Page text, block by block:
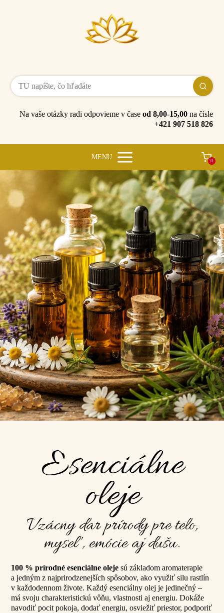
Na vaše otázky radi odpovieme v čase od 8,00-15,00na čísle
+421 907 518 826
MENU 0
Esenciálne
oleje
Vzácny dar prírody pre telo,
myseľ, emócie aj dušu.
100 % prírodné esenciálne oleje sú základom aromaterapie
a jedným z najprirodzenejších spôsobov, ako využiť silu rastlín
v každodennom živote. Každý esenciálny olej je jedinečný –
má svoju charakteristickú vôňu, vlastnosti aj energiu. Dokáže
navodiť pocit pokoja, dodať energiu, osviežiť priestor, podporiť